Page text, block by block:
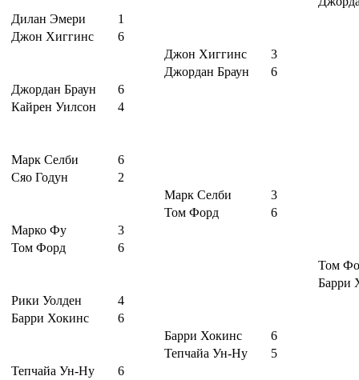
Дилан Эмери
1
Джон Хиггинс
6
Джон Хиггинс
3
Джордан Браун
6
Джордан Браун
6
Кайрен Уилсон
4
Марк Селби
6
Сяо Годун
2
Марк Селби
3
Том Форд
6
Марко Фу
3
Том Форд
6
Том
Барри
Рики Уолден
4
Барри Хокинс
6
Барри Хокинс
6
Тепчайа Ун-Ну
5
Тепчайа Ун-Ну
6